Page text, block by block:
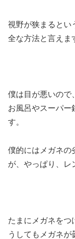
視野が狭まるとい
全な方法と言えま
僕は目が悪いので
お風呂やスーパー
す。
僕的にはメガネの
が、やっぱり、レ
たまにメガネをつ
うしてもメガネが